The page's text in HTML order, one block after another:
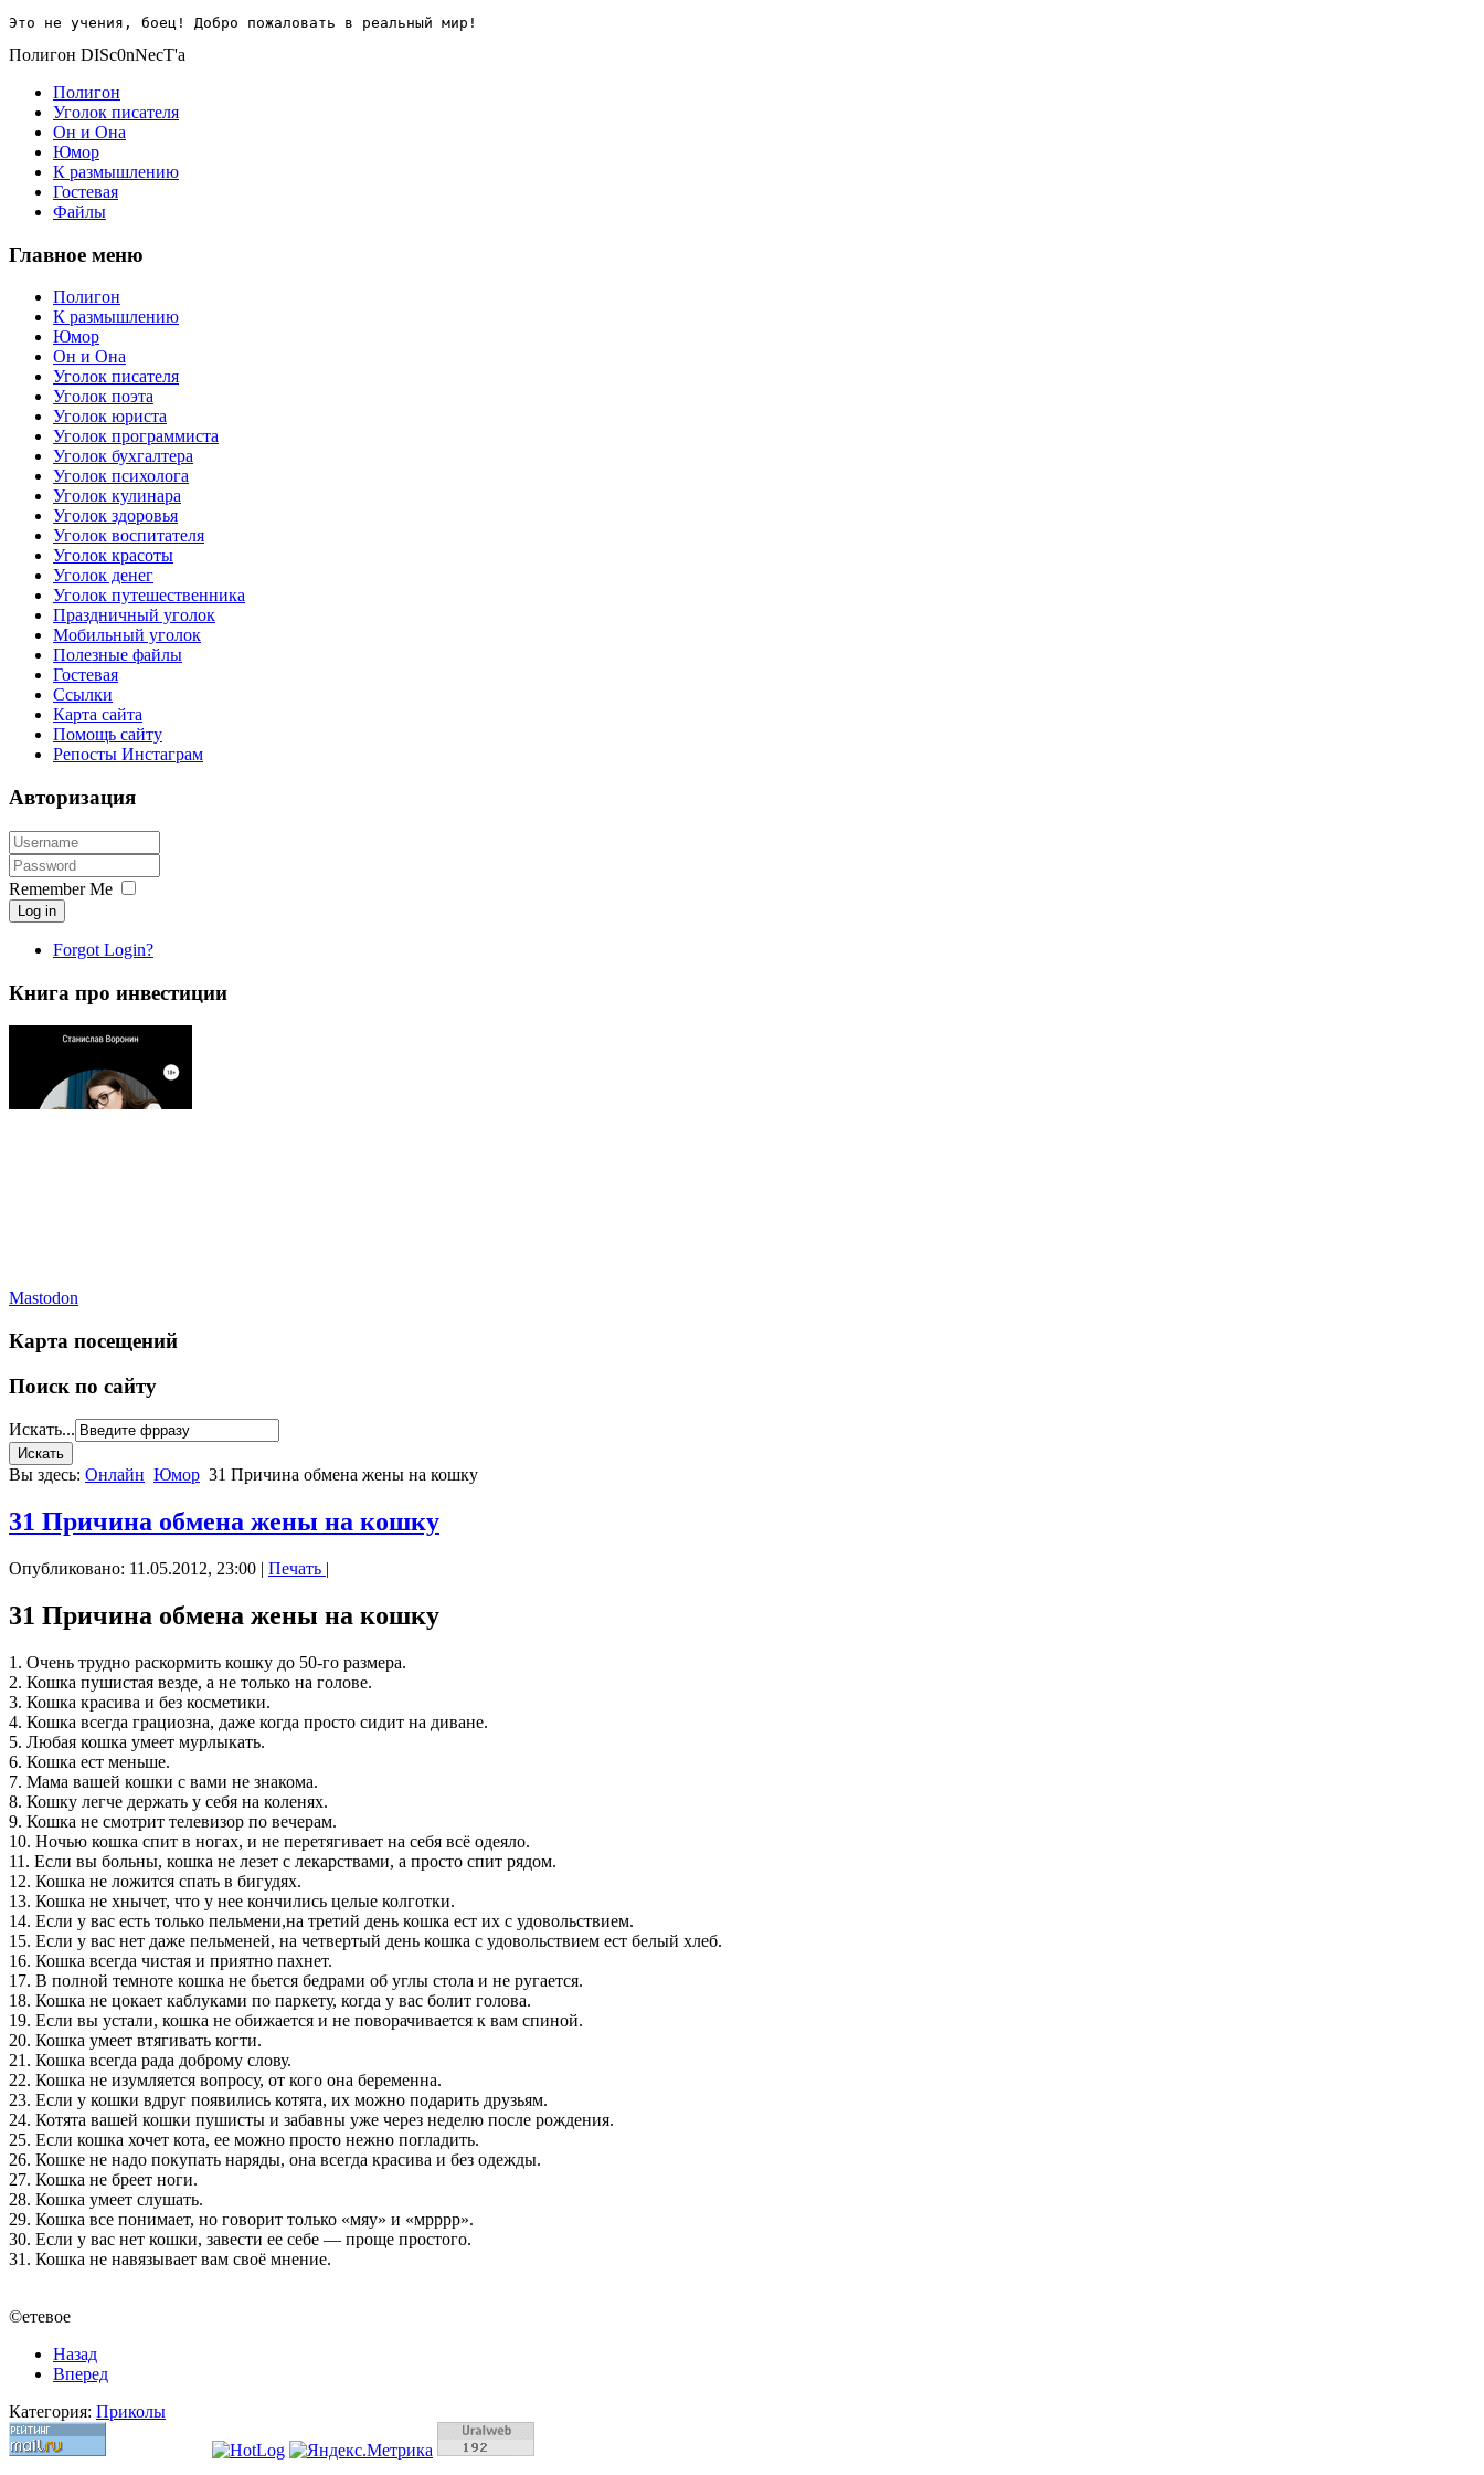
Это не учения, боец! Добро пожаловать в реальный мир!
Полигон DISc0nNecT'a
Полигон
Уголок писателя
Он и Она
Юмор
К размышлению
Гостевая
Файлы
Главное меню
Полигон
К размышлению
Юмор
Он и Она
Уголок писателя
Уголок поэта
Уголок юриста
Уголок программиста
Уголок бухгалтера
Уголок психолога
Уголок кулинара
Уголок здоровья
Уголок воспитателя
Уголок красоты
Уголок денег
Уголок путешественника
Праздничный уголок
Мобильный уголок
Полезные файлы
Гостевая
Ссылки
Карта сайта
Помощь сайту
Репосты Инстаграм
Авторизация
Remember Me
Log in
Forgot Login?
Книга про инвестиции
Mastodon
Карта посещений
Поиск по сайту
Искать...
Вы здесь: Онлайн Юмор 31 Причина обмена жены на кошку
31 Причина обмена жены на кошку
Опубликовано: 11.05.2012, 23:00 | Печать |
31 Причина обмена жены на кошку
1. Очень трудно раскормить кошку до 50-го размера.
2. Кошка пушистая везде, а не только на голове.
3. Кошка красива и без косметики.
4. Кошка всегда грациозна, даже когда просто сидит на диване.
5. Любая кошка умеет мурлыкать.
6. Кошка ест меньше.
7. Мама вашей кошки с вами не знакома.
8. Кошку легче держать у себя на коленях.
9. Кошка не смотрит телевизор по вечерам.
10. Ночью кошка спит в ногах, и не перетягивает на себя всё одеяло.
11. Если вы больны, кошка не лезет с лекарствами, а просто спит рядом.
12. Кошка не ложится спать в бигудях.
13. Кошка не хнычет, что у нее кончились целые колготки.
14. Если у вас есть только пельмени,на третий день кошка ест их с удовольствием.
15. Если у вас нет даже пельменей, на четвертый день кошка с удовольствием ест белый хлеб.
16. Кошка всегда чистая и приятно пахнет.
17. В полной темноте кошка не бьется бедрами об углы стола и не ругается.
18. Кошка не цокает каблуками по паркету, когда у вас болит голова.
19. Если вы устали, кошка не обижается и не поворачивается к вам спиной.
20. Кошка умеет втягивать когти.
21. Кошка всегда рада доброму слову.
22. Кошка не изумляется вопросу, от кого она беременна.
23. Если у кошки вдруг появились котята, их можно подарить друзьям.
24. Котята вашей кошки пушисты и забавны уже через неделю после рождения.
25. Если кошка хочет кота, ее можно просто нежно погладить.
26. Кошке не надо покупать наряды, она всегда красива и без одежды.
27. Кошка не бреет ноги.
28. Кошка умеет слушать.
29. Кошка все понимает, но говорит только «мяу» и «мрррр».
30. Если у вас нет кошки, завести ее себе — проще простого.
31. Кошка не навязывает вам своё мнение.
©етевое
Назад
Вперед
Категория: Приколы